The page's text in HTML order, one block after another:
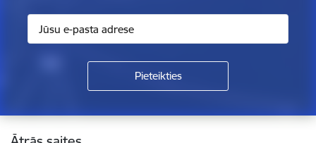
Kājene